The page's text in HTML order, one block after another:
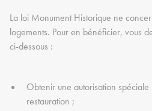
La loi Monument Historique ne
logements. Pour en bénéficier, vous
ci-dessous :
Obtenir une autorisation
restauration ;